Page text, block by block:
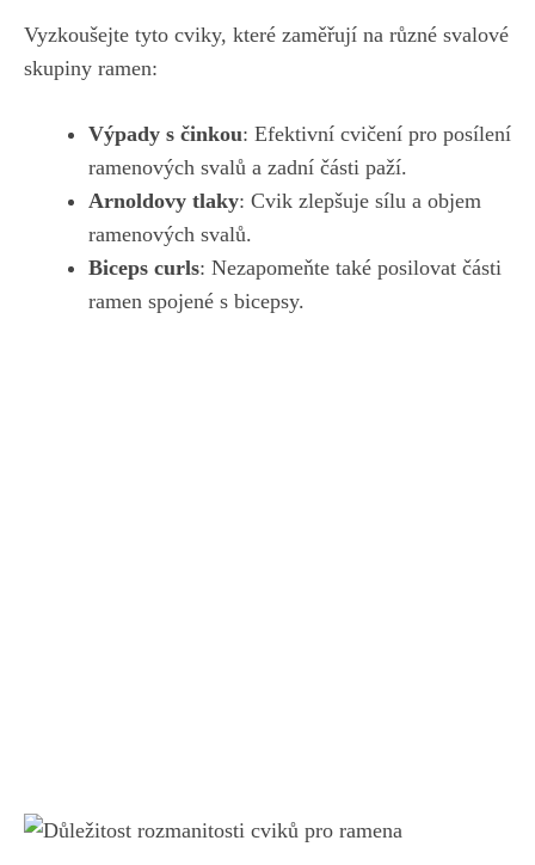
Vyzkoušejte tyto cviky, ⁣které ‍zaměřují⁤ na různé svalové
⁤skupiny ramen:
Výpady s činkou: ⁣Efektivní cvičení pro posílení‍
ramenových svalů a⁣ zadní části paží.
Arnoldovy tlaky: Cvik zlepšuje ‌sílu a objem
ramenových svalů.
Biceps curls: Nezapomeňte také posilovat části
ramen spojené s‍ bicepsy.